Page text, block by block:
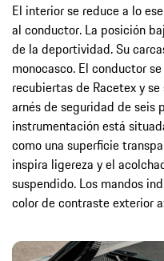
El interior se reduce a lo
al conductor. La posición
de la deportividad. Su
monocasco. El conductor
recubiertas de Racetex y
arnés de seguridad de seis
instrumentación está
como una superficie
inspira ligereza y el
suspendido. Los mandos
color de contraste exterior